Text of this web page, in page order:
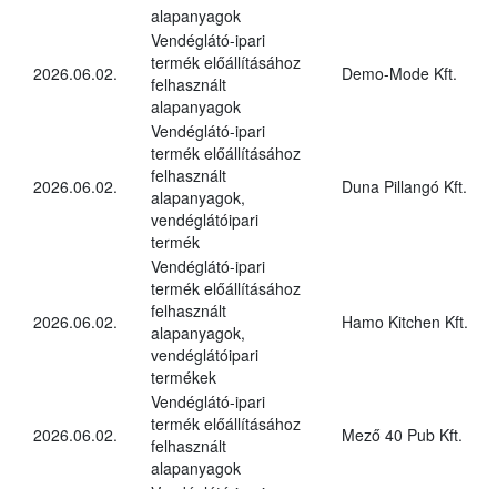
alapanyagok
2026.06.02.
Vendéglátó-ipari
termék előállításához
felhasznált
alapanyagok
Demo-Mode Kft.
2026.06.02.
Vendéglátó-ipari
termék előállításához
felhasznált
alapanyagok,
vendéglátóipari
termék
Duna Pillangó Kft.
2026.06.02.
Vendéglátó-ipari
termék előállításához
felhasznált
alapanyagok,
vendéglátóipari
termékek
Hamo Kitchen Kft.
2026.06.02.
Vendéglátó-ipari
termék előállításához
felhasznált
alapanyagok
Mező 40 Pub Kft.